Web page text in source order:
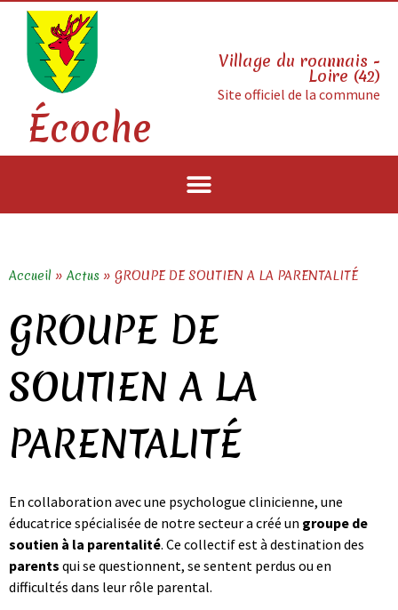
Écoche
Village du roannais -
Loire (42)
Site officiel de la commune
Accueil » Actus » GROUPE DE SOUTIEN A LA PARENTALITÉ
GROUPE DE
SOUTIEN A LA
PARENTALITÉ
En collaboration avec une psychologue clinicienne, une
éducatrice spécialisée de notre secteur a créé un groupe de
soutien à la parentalité. Ce collectif est à destination des
parents qui se questionnent, se sentent perdus ou en
difficultés dans leur rôle parental.